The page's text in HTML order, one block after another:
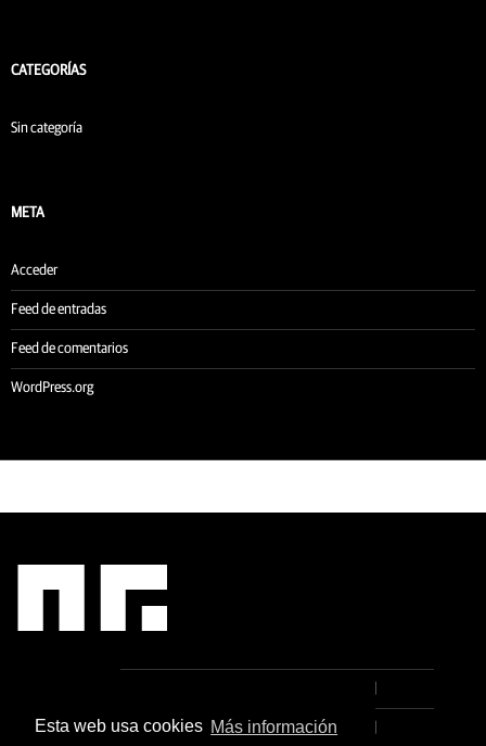
Esta web usa cookies Más información
CATEGORÍAS
Sin categoría
META
Acceder
Feed de entradas
Feed de comentarios
WordPress.org
IR
CONTENIDO
[:ES]PROYECTOS[:]